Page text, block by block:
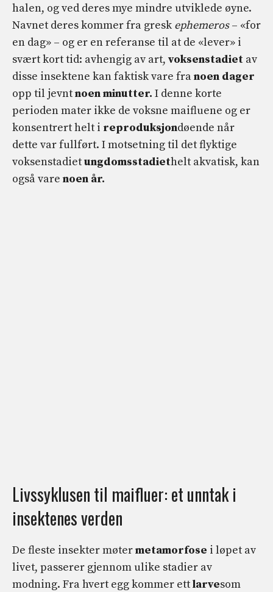
halen, og ved deres mye mindre utviklede øyne.
Navnet deres kommer fra gresk ephemeros– «for
en dag» – og er en referanse til at de «lever» i
svært kort tid: avhengig av art, voksenstadiet av
disse insektene kan faktisk vare franoen dager
opp til jevntnoen minutter. I denne korte
perioden mater ikke de voksne maifluene og er
konsentrert helt i reproduksjondøende når
dette var fullført. I motsetning til det flyktige
voksenstadietungdomsstadiethelt akvatisk, kan
også vare noen år.
Livssyklusen til maifluer: et unntak i
insektenes verden
De fleste insekter møtermetamorfose i løpet av
livet, passerer gjennom ulike stadier av
modning. Fra hvert egg kommer ettlarvesom